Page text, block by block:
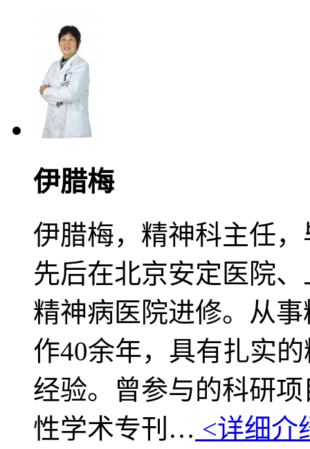
伊腊梅
伊腊梅，精神科主任
先后在北京安定医院
精神病医院进修。从
作40余年，具有扎实
经验。曾参与的科研
性学术专刊… <详细介